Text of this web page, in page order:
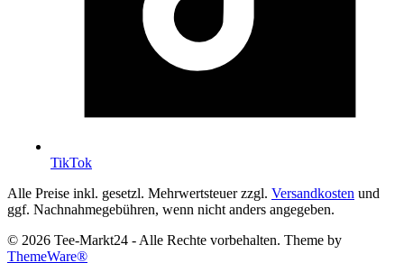
TikTok
Alle Preise inkl. gesetzl. Mehrwertsteuer zzgl. Versandkosten und
ggf. Nachnahmegebühren, wenn nicht anders angegeben.
© 2026 Tee-Markt24 - Alle Rechte vorbehalten. Theme by
ThemeWare®